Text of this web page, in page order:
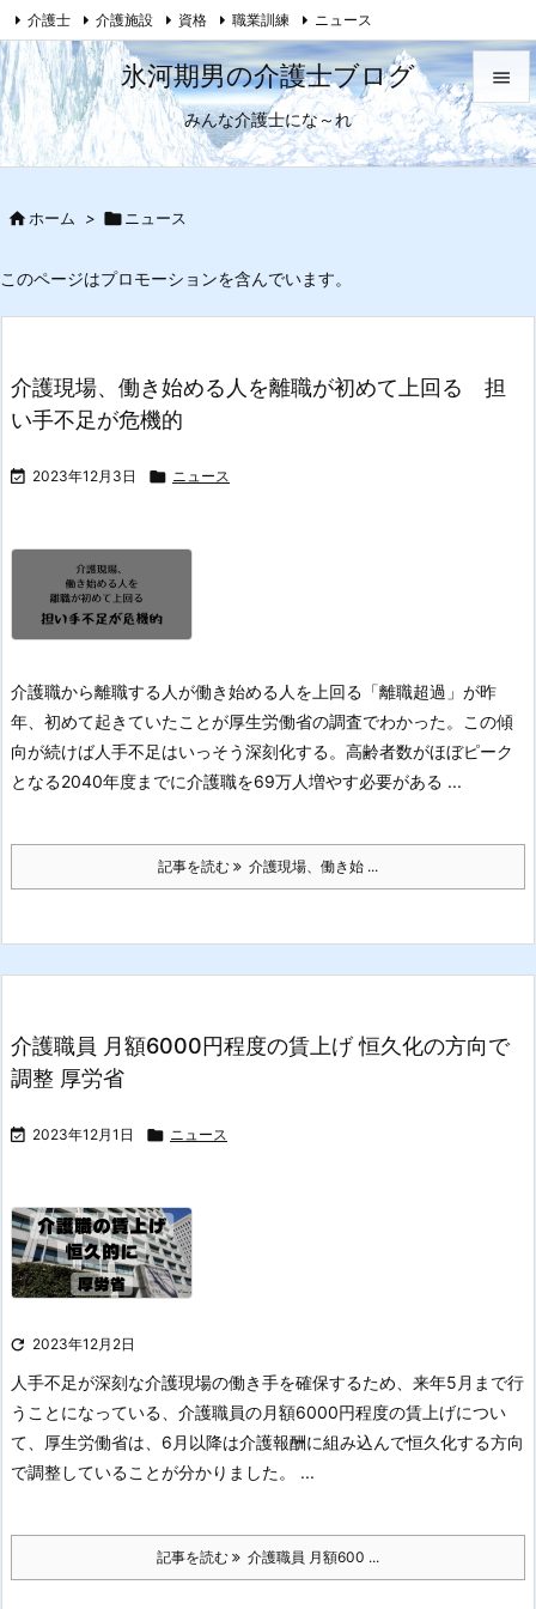
氷河期男の介護士ブログ
みんな介護士にな～れ


メニュ


検索
介護士 介護施設 資格 職業訓練 ニュース
母がおかしくなった話 RSS Feedly
ホーム >  ニュース
このページはプロモーションを含んでいます。
介護現場、働き始める人を離職が初めて上回る 担
い手不足が危機的
 2023年12月3日  ニュース
介護職から離職する人が働き始める人を上回る「離職超過」が昨
年、初めて起きていたことが厚生労働省の調査でわかった。この傾
向が続けば人手不足はいっそう深刻化する。高齢者数がほぼピーク
となる2040年度までに介護職を69万人増やす必要がある ...
記事を読む 介護現場、働き始 ...
介護職員 月額6000円程度の賃上げ 恒久化の方向で
調整 厚労省
 2023年12月1日  ニュース
 2023年12月2日
人手不足が深刻な介護現場の働き手を確保するため、来年5月まで行
うことになっている、介護職員の月額6000円程度の賃上げについ
て、厚生労働省は、6月以降は介護報酬に組み込んで恒久化する方向
で調整していることが分かりました。
...
記事を読む 介護職員 月額600 ...